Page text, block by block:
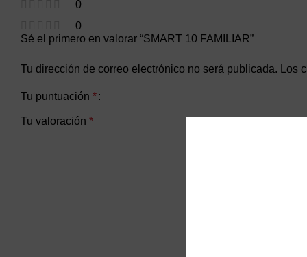
0
0
Sé el primero en valorar “SMART 10 FAMILIAR”
Tu dirección de correo electrónico no será publicada. Los
Tu puntuación *
Tu valoración *